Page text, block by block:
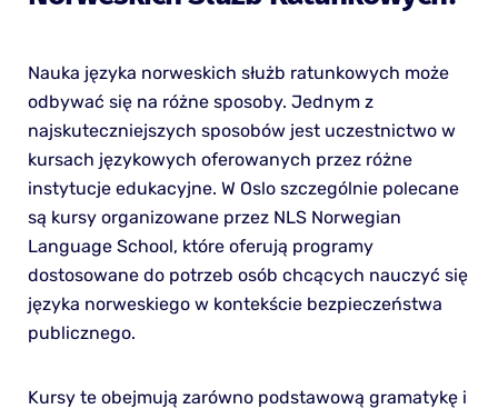
Nauka języka norweskich służb ratunkowych może
odbywać się na różne sposoby. Jednym z
najskuteczniejszych sposobów jest uczestnictwo w
kursach językowych oferowanych przez różne
instytucje edukacyjne. W Oslo szczególnie polecane
są kursy organizowane przez NLS Norwegian
Language School, które oferują programy
dostosowane do potrzeb osób chcących nauczyć się
języka norweskiego w kontekście bezpieczeństwa
publicznego.
Kursy te obejmują zarówno podstawową gramatykę i